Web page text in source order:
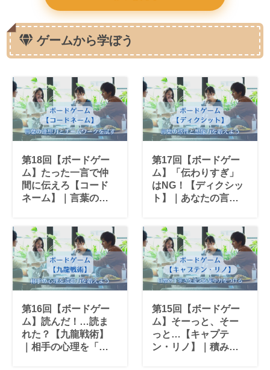
ゲームから学ぼう
第18回【ボードゲー
ム】たった一言で仲
間に伝えろ【コード
ネーム】｜言葉の連
ーム
第17回【ボードゲー
ム】「伝わりすぎ」
はNG！【ディクシッ
ト】｜あなたの言葉
第16回【ボードゲー
ム】読んだ！…読ま
れた？【九龍戦術】
｜相手の心理を「読
第15回【ボードゲー
ム】そーっと、そー
っと…【キャプテ
ン・リノ】｜積み上